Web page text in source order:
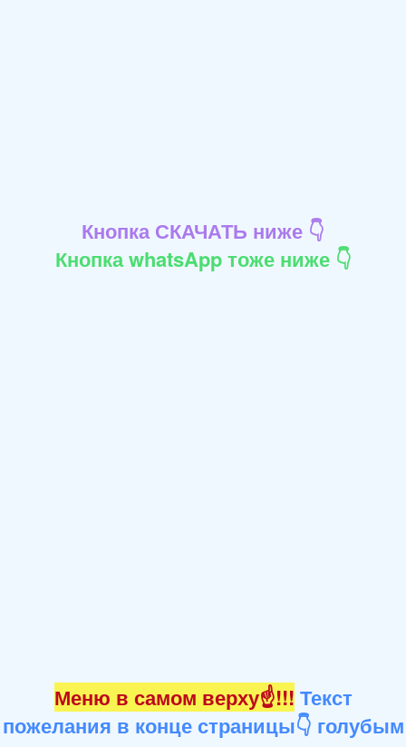
Кнопка СКАЧАТЬ ниже 👇
Кнопка whatsApp тоже ниже 👇
Меню в самом верху☝!!! Текст
пожелания в конце страницы👇 голубым